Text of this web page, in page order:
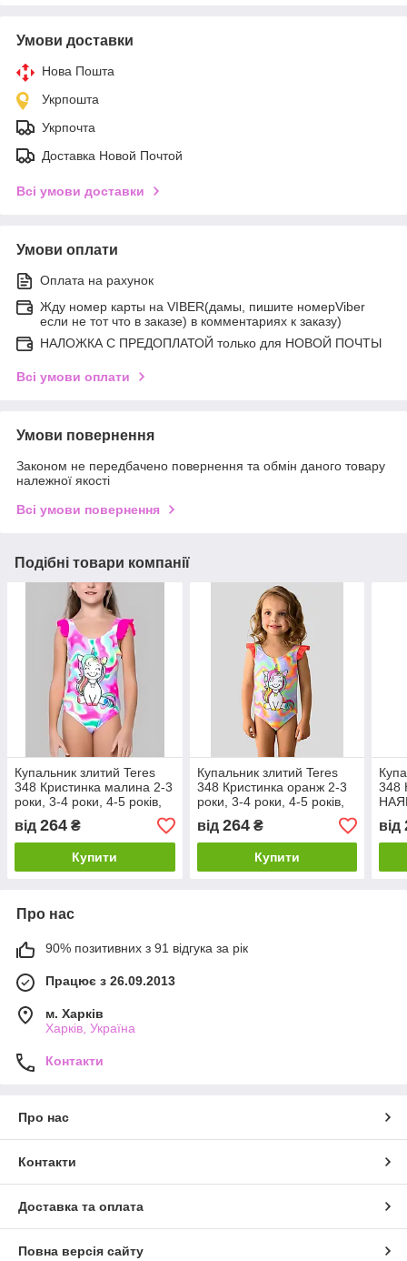
Умови доставки
Нова Пошта
Укрпошта
Укрпочта
Доставка Новой Почтой
Всі умови доставки
Умови оплати
Оплата на рахунок
Жду номер карты на VIBER(дамы, пишите номерViber
если не тот что в заказе) в комментариях к заказу)
НАЛОЖКА С ПРЕДОПЛАТОЙ только для НОВОЙ ПОЧТЫ
Всі умови оплати
Умови повернення
Законом не передбачено повернення та обмін даного товару
належної якості
Всі умови повернення
Подібні товари компанії
Купальник злитий Teres
348 Кристинка малина 2-3
роки, 3-4 роки, 4-5 років,
5-6 років розміри
від 264 ₴
Купити
Купальник злитий Teres
348 Кристинка оранж 2-3
роки, 3-4 роки, 4-5 років,
5-6 років розміри
від 264₴
Купити
348
від
Про нас
90% позитивних з 91 відгука за рік
Працює з 26.09.2013
м. Харків
Харків, Україна
Контакти
Про нас
Контакти
Доставка та оплата
Повна версія сайту